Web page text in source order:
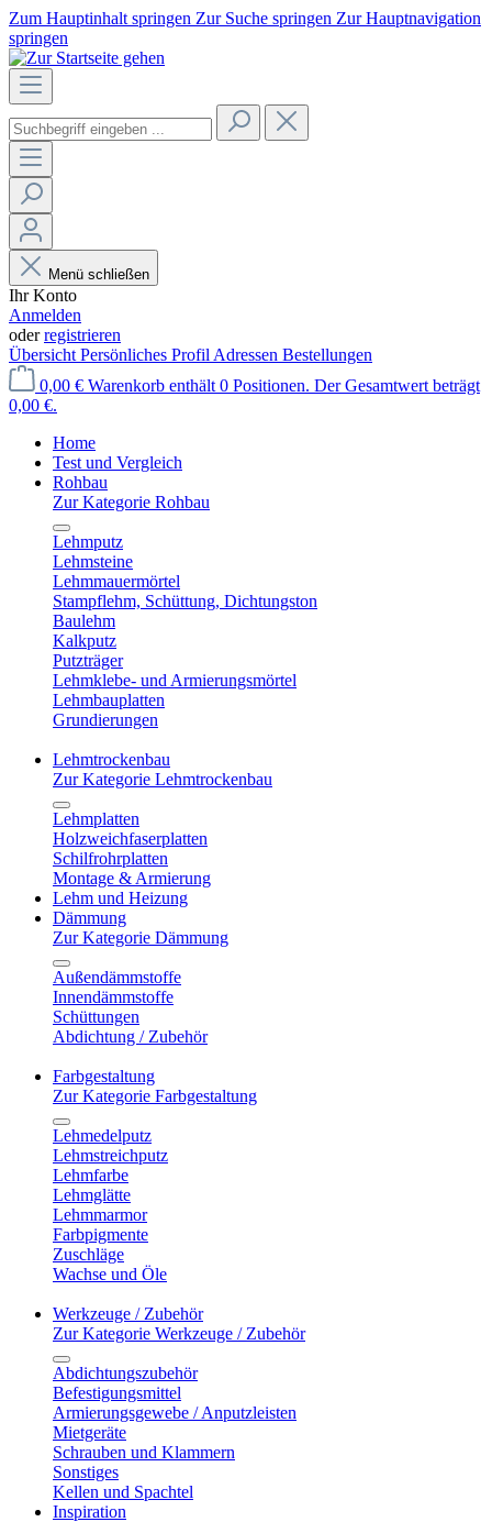
Zum Hauptinhalt springen Zur Suche springen Zur Hauptnavigation
springen
Menü schließen
Ihr Konto
Anmelden
oderregistrieren
Übersicht Persönliches Profil Adressen Bestellungen
0,00 € Warenkorb enthält 0 Positionen. Der Gesamtwert beträgt
0,00 €.
Home
Test und Vergleich
Rohbau
Zur Kategorie Rohbau
Lehmputz
Lehmsteine
Lehmmauermörtel
Stampflehm, Schüttung, Dichtungston
Baulehm
Kalkputz
Putzträger
Lehmklebe- und Armierungsmörtel
Lehmbauplatten
Grundierungen
Lehmtrockenbau
Zur Kategorie Lehmtrockenbau
Lehmplatten
Holzweichfaserplatten
Schilfrohrplatten
Montage & Armierung
Lehm und Heizung
Dämmung
Zur Kategorie Dämmung
Außendämmstoffe
Innendämmstoffe
Schüttungen
Abdichtung / Zubehör
Farbgestaltung
Zur Kategorie Farbgestaltung
Lehmedelputz
Lehmstreichputz
Lehmfarbe
Lehmglätte
Lehmmarmor
Farbpigmente
Zuschläge
Wachse und Öle
Werkzeuge / Zubehör
Zur Kategorie Werkzeuge / Zubehör
Abdichtungszubehör
Befestigungsmittel
Armierungsgewebe / Anputzleisten
Mietgeräte
Schrauben und Klammern
Sonstiges
Kellen und Spachtel
Inspiration